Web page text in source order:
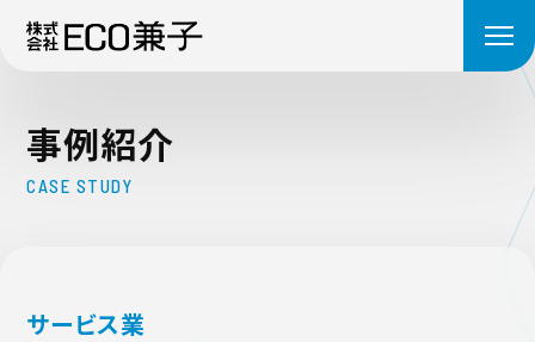
事例紹介
CASE STUDY
サービス業